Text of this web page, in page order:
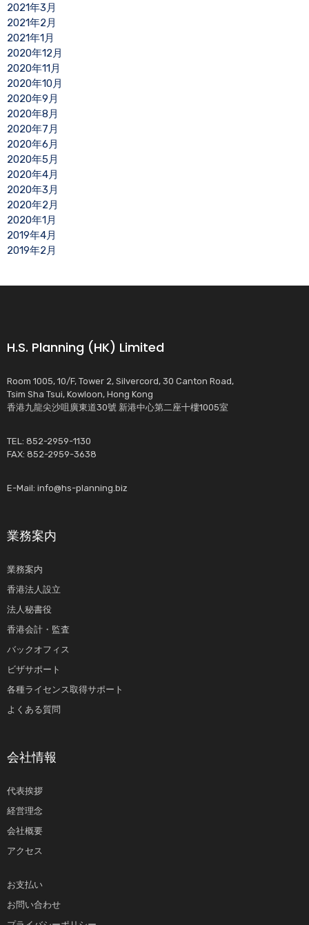
2021年3月
2021年2月
2021年1月
2020年12月
2020年11月
2020年10月
2020年9月
2020年8月
2020年7月
2020年6月
2020年5月
2020年4月
2020年3月
2020年2月
2020年1月
2019年4月
2019年2月
H.S. Planning (HK) Limited
Room 1005, 10/F, Tower 2, Silvercord, 30 Canton Road,
Tsim Sha Tsui, Kowloon, Hong Kong
香港九龍尖沙咀廣東道30號 新港中心第二座十樓1005室
TEL: 852-2959-1130
FAX: 852-2959-3638
E-Mail: info@hs-planning.biz
業務案内
業務案内
香港法人設立
法人秘書役
香港会計・監査
バックオフィス
ビザサポート
各種ライセンス取得サポート
よくある質問
会社情報
代表挨拶
経営理念
会社概要
アクセス
お支払い
お問い合わせ